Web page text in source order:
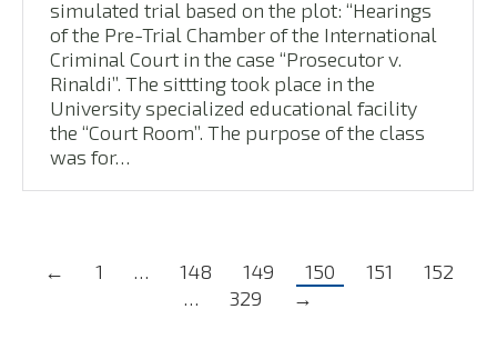
simulated trial based on the plot: “Hearings
of the Pre-Trial Chamber of the International
Criminal Court in the case “Prosecutor v.
Rinaldi”. The sittting took place in the
University specialized educational facility
the “Court Room”. The purpose of the class
was for…
← 1 … 148 149 150 151
152
…
329 →